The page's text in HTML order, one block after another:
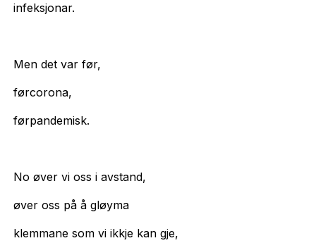
infeksjonar.
Men det var før,
førcorona,
førpandemisk.
No øver vi oss i avstand,
øver oss på å gløyma
klemmane som vi ikkje kan gje,